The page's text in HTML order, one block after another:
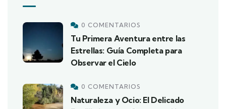
0 COMENTARIOS
Tu Primera Aventura entre las
Estrellas: Guía Completa para
Observar el Cielo
0 COMENTARIOS
Naturaleza y Ocio: El Delicado